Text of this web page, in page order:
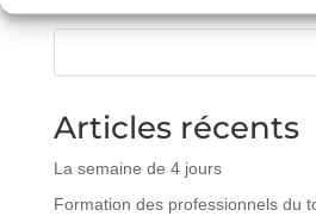
Articles récents
La semaine de 4 jours
Formation des professionnels du